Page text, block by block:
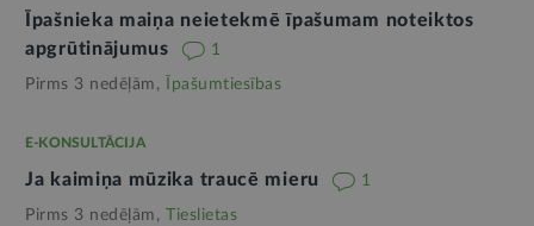
Īpašnieka maiņa neietekmē īpašumam noteiktos
apgrūtinājumus
1
Pirms 3 nedēļām, Īpašumtiesības
E-KONSULTĀCIJA
Ja kaimiņa mūzika traucē mieru 1
Pirms 3 nedēļām, Tieslietas